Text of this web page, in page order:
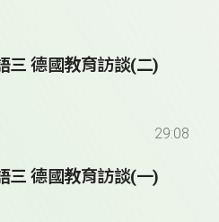
三 德國教育訪談(二)
29:08
三 德國教育訪談(一)